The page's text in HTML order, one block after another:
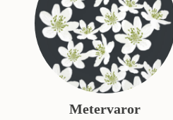
Metervaror